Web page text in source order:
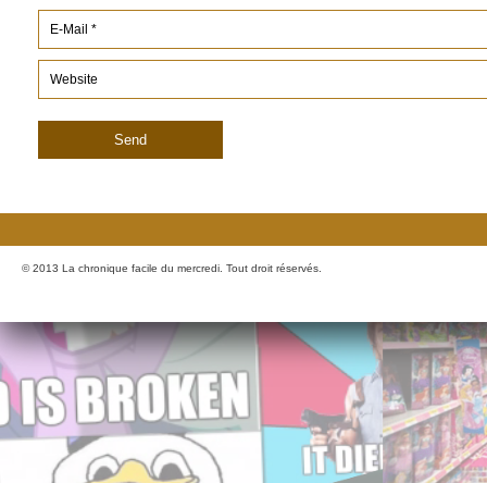
© 2013 La chronique facile du mercredi. Tout droit réservés.